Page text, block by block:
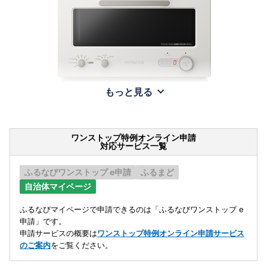
もっと見る
ワンストップ特例オンライン申請
対応サービス一覧
ふるなびワンストップ e申請
ふるまど
自治体マイページ
ふるなびマイページで申請できるのは「ふるなびワンストップ e
申請」です。
申請サービスの概要はワンストップ特例オンライン申請サービス
のご案内をご覧ください。